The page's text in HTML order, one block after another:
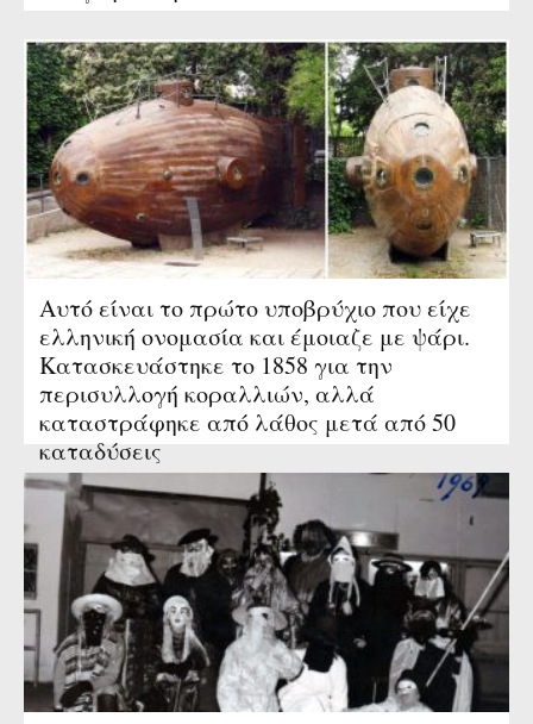
Αυτό είναι το πρώτο υποβρύχιο που είχε
ελληνική ονομασία και έμοιαζε με ψάρι.
Κατασκευάστηκε το 1858 για την
περισυλλογή κοραλλιών, αλλά
καταστράφηκε από λάθος μετά από 50
καταδύσεις